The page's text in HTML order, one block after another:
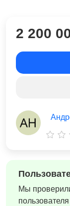
Мы
пользователя
2 200